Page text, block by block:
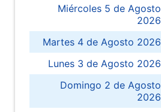
Miércoles 5 de Agosto
2026
Martes 4 de Agosto 2026
Lunes 3 de Agosto 2026
Domingo 2 de Agosto
2026